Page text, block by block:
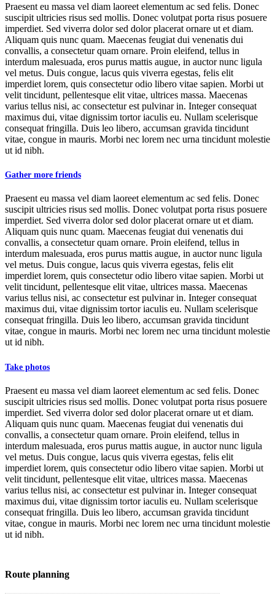
Praesent eu massa vel diam laoreet elementum ac sed felis. Donec
suscipit ultricies risus sed mollis. Donec volutpat porta risus posuere
imperdiet. Sed viverra dolor sed dolor placerat ornare ut et diam.
Aliquam quis nunc quam. Maecenas feugiat dui venenatis dui
convallis, a consectetur quam ornare. Proin eleifend, tellus in
interdum malesuada, eros purus mattis augue, in auctor nunc ligula
vel metus. Duis congue, lacus quis viverra egestas, felis elit
imperdiet lorem, quis consectetur odio libero vitae sapien. Morbi ut
velit tincidunt, pellentesque elit vitae, ultrices massa. Maecenas
varius tellus nisi, ac consectetur est pulvinar in. Integer consequat
maximus dui, vitae dignissim tortor iaculis eu. Nullam scelerisque
consequat fringilla. Duis leo libero, accumsan gravida tincidunt
vitae, congue in mauris. Morbi nec lorem nec urna tincidunt molestie
ut id nibh.
Gather more friends
Praesent eu massa vel diam laoreet elementum ac sed felis. Donec
suscipit ultricies risus sed mollis. Donec volutpat porta risus posuere
imperdiet. Sed viverra dolor sed dolor placerat ornare ut et diam.
Aliquam quis nunc quam. Maecenas feugiat dui venenatis dui
convallis, a consectetur quam ornare. Proin eleifend, tellus in
interdum malesuada, eros purus mattis augue, in auctor nunc ligula
vel metus. Duis congue, lacus quis viverra egestas, felis elit
imperdiet lorem, quis consectetur odio libero vitae sapien. Morbi ut
velit tincidunt, pellentesque elit vitae, ultrices massa. Maecenas
varius tellus nisi, ac consectetur est pulvinar in. Integer consequat
maximus dui, vitae dignissim tortor iaculis eu. Nullam scelerisque
consequat fringilla. Duis leo libero, accumsan gravida tincidunt
vitae, congue in mauris. Morbi nec lorem nec urna tincidunt molestie
ut id nibh.
Take photos
Praesent eu massa vel diam laoreet elementum ac sed felis. Donec
suscipit ultricies risus sed mollis. Donec volutpat porta risus posuere
imperdiet. Sed viverra dolor sed dolor placerat ornare ut et diam.
Aliquam quis nunc quam. Maecenas feugiat dui venenatis dui
convallis, a consectetur quam ornare. Proin eleifend, tellus in
interdum malesuada, eros purus mattis augue, in auctor nunc ligula
vel metus. Duis congue, lacus quis viverra egestas, felis elit
imperdiet lorem, quis consectetur odio libero vitae sapien. Morbi ut
velit tincidunt, pellentesque elit vitae, ultrices massa. Maecenas
varius tellus nisi, ac consectetur est pulvinar in. Integer consequat
maximus dui, vitae dignissim tortor iaculis eu. Nullam scelerisque
consequat fringilla. Duis leo libero, accumsan gravida tincidunt
vitae, congue in mauris. Morbi nec lorem nec urna tincidunt molestie
ut id nibh.
Route planning